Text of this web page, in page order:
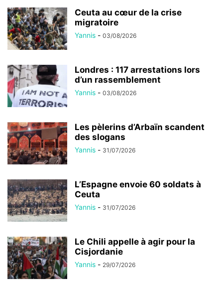
Ceuta au cœur de la crise
migratoire
Yannis - 03/08/2026
Londres : 117 arrestations lors
d’un rassemblement
Yannis - 03/08/2026
Les pèlerins d’Arbaïn scandent
des slogans
Yannis - 31/07/2026
L’Espagne envoie 60 soldats à
Ceuta
Yannis - 31/07/2026
Le Chili appelle à agir pour la
Cisjordanie
Yannis - 29/07/2026